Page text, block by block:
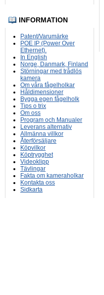
INFORMATION
Patent/Varumärke
POE IP (Power Over
Ethernet).
In English
Norge, Danmark, Finland
Störningar med trådlös
kamera
Om våra fågelholkar
Håldimensioner
Bygga egen fågelholk
Tips o trix
Om oss
Program och Manualer
Leverans alternativ
Allmänna villkor
Återförsäljare
Köpvilkor
Köptrygghet
Videoklipp
Tävlingar
Fakta om kameraholkar
Kontakta oss
Sidkarta